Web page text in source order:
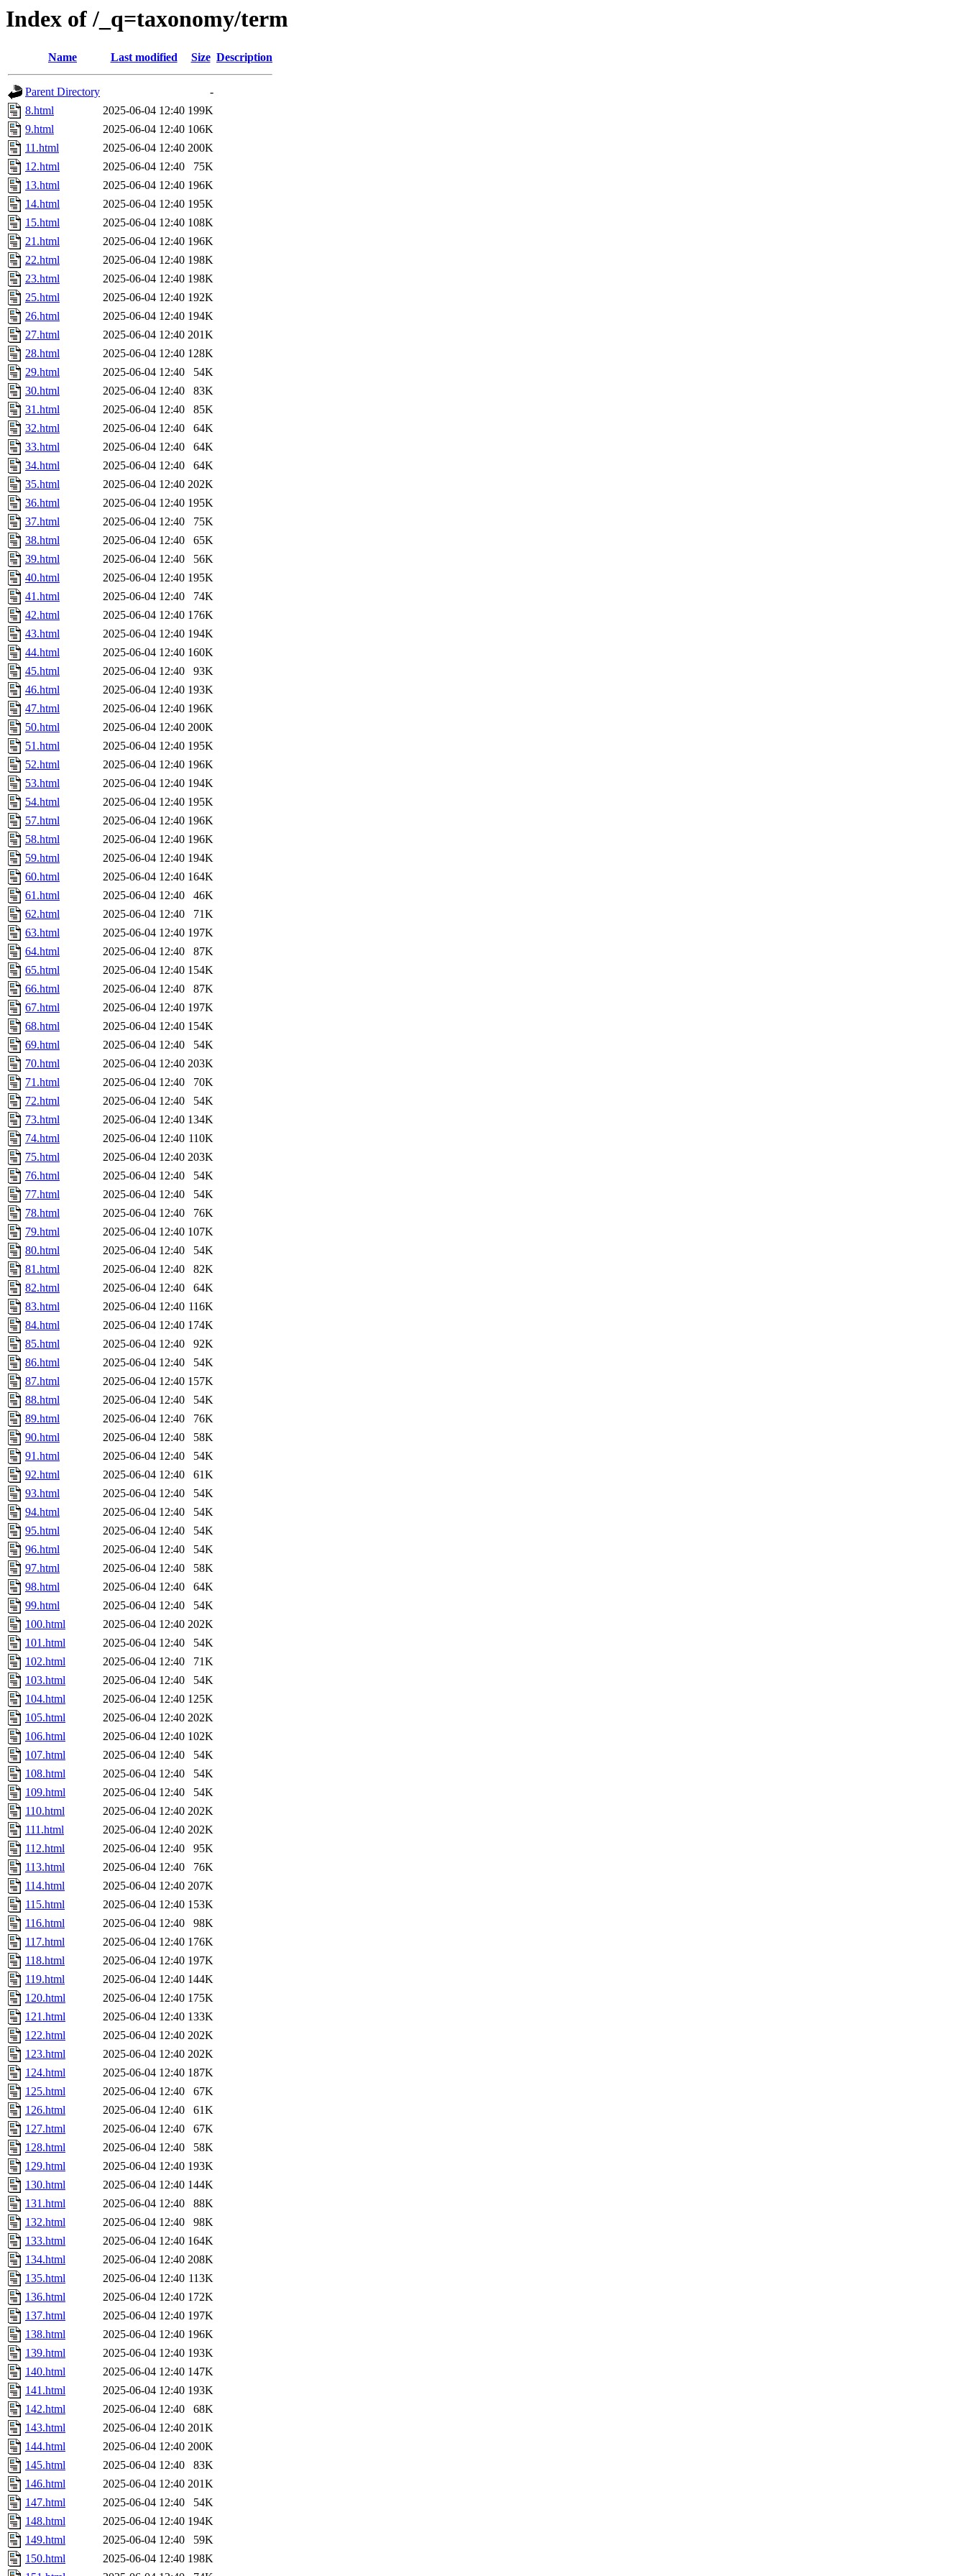
Index of /_q=taxonomy/term
Name Last modified Size Description
Parent Directory
-
8.html
2025-06-04 12:40 199K
9.html
2025-06-04 12:40 106K
11.html
2025-06-04 12:40 200K
12.html
2025-06-04 12:40
75K
13.html
2025-06-04 12:40 196K
14.html
2025-06-04 12:40 195K
15.html
2025-06-04 12:40 108K
21.html
2025-06-04 12:40 196K
22.html
2025-06-04 12:40 198K
23.html
2025-06-04 12:40 198K
25.html
2025-06-04 12:40 192K
26.html
2025-06-04 12:40 194K
27.html
2025-06-04 12:40 201K
28.html
2025-06-04 12:40 128K
29.html
2025-06-04 12:40
54K
30.html
2025-06-04 12:40
83K
31.html
2025-06-04 12:40
85K
32.html
2025-06-04 12:40
64K
33.html
2025-06-04 12:40
64K
34.html
2025-06-04 12:40
64K
35.html
2025-06-04 12:40 202K
36.html
2025-06-04 12:40 195K
37.html
2025-06-04 12:40
75K
38.html
2025-06-04 12:40
65K
39.html
2025-06-04 12:40
56K
40.html
2025-06-04 12:40 195K
41.html
2025-06-04 12:40
74K
42.html
2025-06-04 12:40 176K
43.html
2025-06-04 12:40 194K
44.html
2025-06-04 12:40 160K
45.html
2025-06-04 12:40
93K
46.html
2025-06-04 12:40 193K
47.html
2025-06-04 12:40 196K
50.html
2025-06-04 12:40 200K
51.html
2025-06-04 12:40 195K
52.html
2025-06-04 12:40 196K
53.html
2025-06-04 12:40 194K
54.html
2025-06-04 12:40 195K
57.html
2025-06-04 12:40 196K
58.html
2025-06-04 12:40 196K
59.html
2025-06-04 12:40 194K
60.html
2025-06-04 12:40 164K
61.html
2025-06-04 12:40
46K
62.html
2025-06-04 12:40
71K
63.html
2025-06-04 12:40 197K
64.html
2025-06-04 12:40
87K
65.html
2025-06-04 12:40 154K
66.html
2025-06-04 12:40
87K
67.html
2025-06-04 12:40 197K
68.html
2025-06-04 12:40 154K
69.html
2025-06-04 12:40
54K
70.html
2025-06-04 12:40 203K
71.html
2025-06-04 12:40
70K
72.html
2025-06-04 12:40
54K
73.html
2025-06-04 12:40 134K
74.html
2025-06-04 12:40 110K
75.html
2025-06-04 12:40 203K
76.html
2025-06-04 12:40
54K
77.html
2025-06-04 12:40
54K
78.html
2025-06-04 12:40
76K
79.html
2025-06-04 12:40 107K
80.html
2025-06-04 12:40
54K
81.html
2025-06-04 12:40
82K
82.html
2025-06-04 12:40
64K
83.html
2025-06-04 12:40 116K
84.html
2025-06-04 12:40 174K
85.html
2025-06-04 12:40
92K
86.html
2025-06-04 12:40
54K
87.html
2025-06-04 12:40 157K
88.html
2025-06-04 12:40
54K
89.html
2025-06-04 12:40
76K
90.html
2025-06-04 12:40
58K
91.html
2025-06-04 12:40
54K
92.html
2025-06-04 12:40
61K
93.html
2025-06-04 12:40
54K
94.html
2025-06-04 12:40
54K
95.html
2025-06-04 12:40
54K
96.html
2025-06-04 12:40
54K
97.html
2025-06-04 12:40
58K
98.html
2025-06-04 12:40
64K
99.html
2025-06-04 12:40
54K
100.html
2025-06-04 12:40 202K
101.html
2025-06-04 12:40
54K
102.html
2025-06-04 12:40
71K
103.html
2025-06-04 12:40
54K
104.html
2025-06-04 12:40 125K
105.html
2025-06-04 12:40 202K
106.html
2025-06-04 12:40 102K
107.html
2025-06-04 12:40
54K
108.html
2025-06-04 12:40
54K
109.html
2025-06-04 12:40
54K
110.html
2025-06-04 12:40 202K
111.html
2025-06-04 12:40 202K
112.html
2025-06-04 12:40
95K
113.html
2025-06-04 12:40
76K
114.html
2025-06-04 12:40 207K
115.html
2025-06-04 12:40 153K
116.html
2025-06-04 12:40
98K
117.html
2025-06-04 12:40 176K
118.html
2025-06-04 12:40 197K
119.html
2025-06-04 12:40 144K
120.html
2025-06-04 12:40 175K
121.html
2025-06-04 12:40 133K
122.html
2025-06-04 12:40 202K
123.html
2025-06-04 12:40 202K
124.html
2025-06-04 12:40 187K
125.html
2025-06-04 12:40
67K
126.html
2025-06-04 12:40
61K
127.html
2025-06-04 12:40
67K
128.html
2025-06-04 12:40
58K
129.html
2025-06-04 12:40 193K
130.html
2025-06-04 12:40 144K
131.html
2025-06-04 12:40
88K
132.html
2025-06-04 12:40
98K
133.html
2025-06-04 12:40 164K
134.html
2025-06-04 12:40 208K
135.html
2025-06-04 12:40 113K
136.html
2025-06-04 12:40 172K
137.html
2025-06-04 12:40 197K
138.html
2025-06-04 12:40 196K
139.html
2025-06-04 12:40 193K
140.html
2025-06-04 12:40 147K
141.html
2025-06-04 12:40 193K
142.html
2025-06-04 12:40
68K
143.html
2025-06-04 12:40 201K
144.html
2025-06-04 12:40 200K
145.html
2025-06-04 12:40
83K
146.html
2025-06-04 12:40 201K
147.html
2025-06-04 12:40
54K
148.html
2025-06-04 12:40 194K
149.html
2025-06-04 12:40
59K
150.html
2025-06-04 12:40 198K